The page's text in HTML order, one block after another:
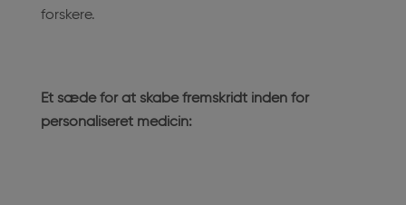
forskere.
Et sæde for at skabe fremskridt inden for
personaliseret medicin: